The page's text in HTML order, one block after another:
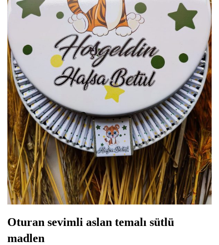
Oturan sevimli aslan temalı sütlü
madlen